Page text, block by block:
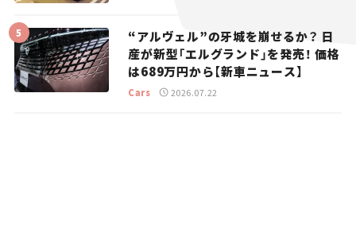
“アルヴェル”の牙城を崩せるか？ 日
産が新型「エルグランド」を発売！ 価格
は689万円から【新車ニュース】
Cars 2026.07.22